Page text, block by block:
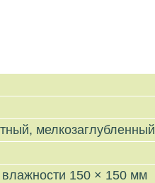
мелкозаглубленный
влажности 150 × 150 мм